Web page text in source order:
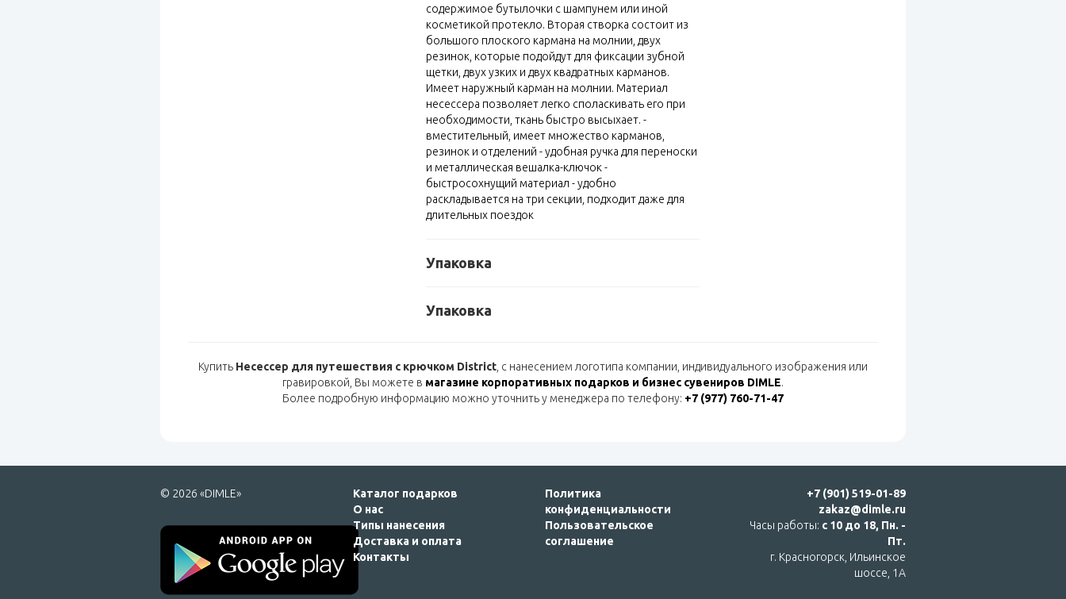
содержимое бутылочки с шампунем или иной
косметикой протекло. Вторая створка состоит из
большого плоского кармана на молнии, двух
резинок, которые подойдут для фиксации зубной
щетки, двух узких и двух квадратных карманов.
Имеет наружный карман на молнии. Материал
несессера позволяет легко споласкивать его при
необходимости, ткань быстро высыхает. -
вместительный, имеет множество карманов,
резинок и отделений - удобная ручка для переноски
и металлическая вешалка-ключок -
быстросохнущий материал - удобно
раскладывается на три секции, подходит даже для
длительных поездок
Упаковка
Упаковка
Купить Несессер для путешествия с крючком District , с нанесением логотипа компании, индивидуального изображения или
гравировкой, Вы можете в магазине корпоративных подарков и бизнес сувениров DIMLE.
Более подробную информацию можно уточнить у менеджера по телефону: +7 (977) 760-71-47
© 2026 «DIMLE»
Каталог подарков
О нас
Типы нанесения
Доставка и оплата
Контакты
Политика
конфиденциальности
Пользовательское
соглашение
+7 (901) 519-01-89
zakaz@dimle.ru
Часы работы: с 10 до 18, Пн. -
Пт.
г. Красногорск, Ильинское
шоссе, 1А